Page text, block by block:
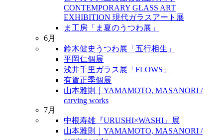
CONTEMPORARY GLASS ART
EXHIBITION 現代ガラスアート展
ま工房「ま夏のうつわ展」
6月
鈴木健史うつわ展「五行相生」
平岡仁個展
浅井千里ガラス展「FLOWS」
有賀正季個展
山本雅則｜YAMAMOTO, MASANORI /
carving works
7月
中根寿雄『URUSHI×WASHI』展
山本雅則｜YAMAMOTO, MASANORI /